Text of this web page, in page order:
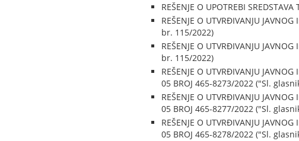
REŠENJE O UPOTREBI
REŠENJE O UTVRĐIVANJU
br. 115/2022)
REŠENJE O UTVRĐIVANJU
br. 115/2022)
REŠENJE O UTVRĐIVANJU
05 BROJ 465-8273/2022 ("Sl.
REŠENJE O UTVRĐIVANJU
05 BROJ 465-8277/2022 ("Sl.
REŠENJE O UTVRĐIVANJU
05 BROJ 465-8278/2022 ("Sl.